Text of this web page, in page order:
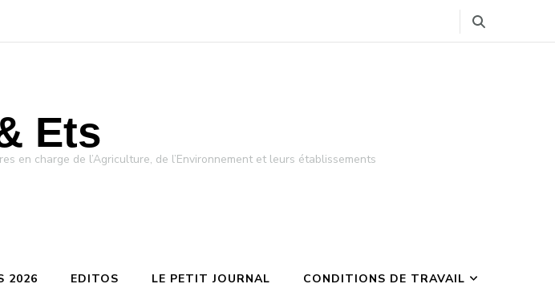
Ets
en charge de l’Agriculture, de l’Environnement et leurs établissements
2026 EDITOS LE PETIT JOURNAL CONDITIONS DE TRAVAIL